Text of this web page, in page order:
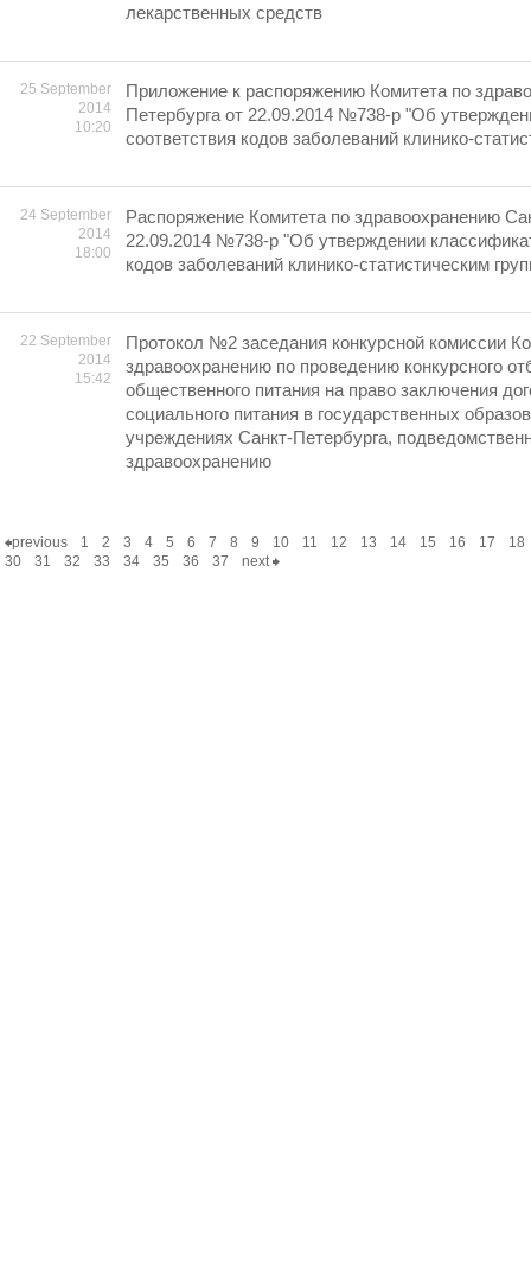
лекарственных средств
25 September
2014
10:20
Приложение к распоряжению Комитета по
Петербурга от 22.09.2014 №738-p "Об
соответствия кодов заболеваний клинико-
24 September
2014
18:00
Распоряжение Комитета по здравоохранению
22.09.2014 №738-p "Об утверждении
кодов заболеваний клинико-статистическим
22 September
2014
15:42
Протокол №2 заседания конкурсной комиссии
здравоохранению по проведению конкурсного
общественного питания на право заключения
социального питания в государственных
учреждениях Санкт-Петербурга,
здравоохранению
previous 1 2 3 4 5 6 7 8 9 10 11 12 13 14 15 16 17
18
30
31 32 33 34 35 36 37 next